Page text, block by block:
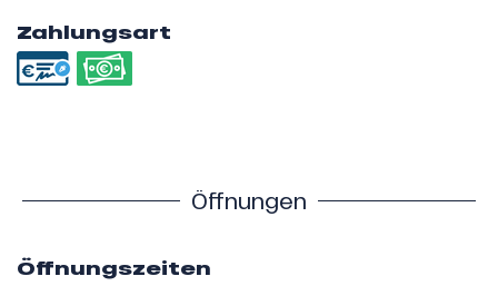
Zahlungsart
Öffnungen
Öffnungszeiten